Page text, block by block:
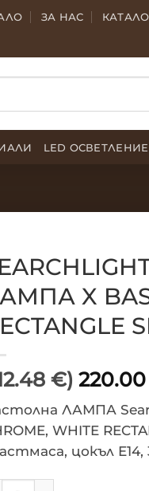
ЗА НАС
LED ОСВЕТЛЕНИЕ
X
€) 220.00
ЛАМПА
WHITE
цокъл E14,
за